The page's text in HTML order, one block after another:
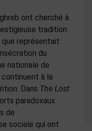
ont cherché à
tradition
que représentait
du
nationale de
à la
Dans The Lost
paradoxaux
de
sociale qui ont